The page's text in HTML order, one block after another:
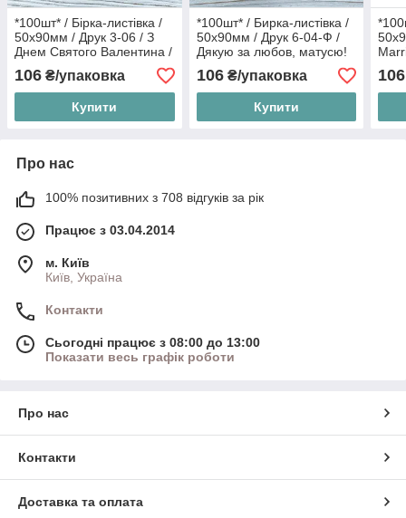
*100шт* / Бірка-листівка /
50х90мм / Друк 3-06 / З
Днем Святого Валентина /
лк
106 ₴/упаковка
Купити
*100шт* / Бирка-листівка /
50х90мм / Друк 6-04-Ф /
Дякую за любов, матусю!
106₴/упаковка
Купити
106
Про нас
100% позитивних з 708 відгуків за рік
Працює з 03.04.2014
м. Київ
Київ, Україна
Контакти
Сьогодні працює з 08:00 до 13:00
Показати весь графік роботи
Про нас
Контакти
Доставка та оплата